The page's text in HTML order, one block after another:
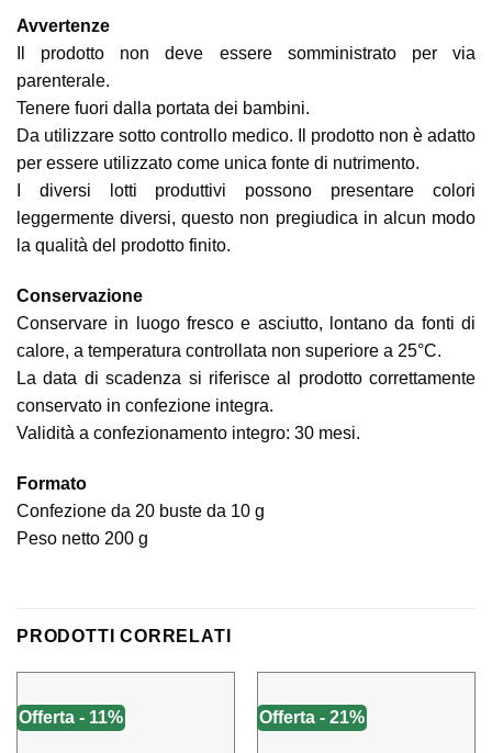
Avvertenze
Il prodotto non deve essere somministrato per via
parenterale.
Tenere fuori dalla portata dei bambini.
Da utilizzare sotto controllo medico. Il prodotto non è adatto
per essere utilizzato come unica fonte di nutrimento.
I diversi lotti produttivi possono presentare colori
leggermente diversi, questo non pregiudica in alcun modo
la qualità del prodotto finito.
Conservazione
Conservare in luogo fresco e asciutto, lontano da fonti di
calore, a temperatura controllata non superiore a 25°C.
La data di scadenza si riferisce al prodotto correttamente
conservato in confezione integra.
Validità a confezionamento integro: 30 mesi.
Formato
Confezione da 20 buste da 10 g
Peso netto 200 g
PRODOTTI CORRELATI
Offerta - 11% Offerta - 21%